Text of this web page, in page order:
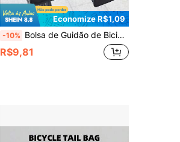
Economize R$1,09
-10% Bolsa de Guidão de Bicicleta Prática com Fecho de Fivela Ajustável, Bolsa de Armazenamento 3D de Grande Capacidade em Lona Durável, Adequada para Entusiastas de Ciclismo, Bolsa Minimalista para Pendurar em Motocicleta, Equipamento para Camping ao Ar Livre e Ciclismo de Estrada
R$9,81